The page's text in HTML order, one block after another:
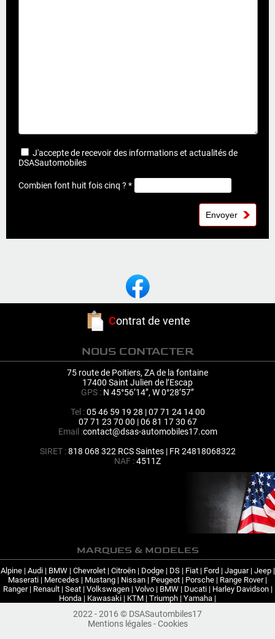
J'accepte de recevoir des informations et actualités de
DSASautomobiles
Combien font huit fois cinq ? *
Contrat de vente
NOUS CONTACTER
75 route de Poitiers, ZA de la fontaine
17400 Saint Julien de l’Escap
GPS : N 45°56’14’’, W 0°28’57’’
Tel :05 46 59 19 28 | 07 71 24 14 00
07 71 23 70 00 | 06 81 17 30 67
Email :contact@dsas-automobiles17.com
SIRET :818 068 322 RCS Saintes | FR 24818068322
NAF :4511Z
MARQUES & MODELES
Alpine| Audi| BMW| Chevrolet| Citroën| Dodge| DS| Fiat| Ford| Jaguar| Jeep|
Maserati | Mercedes | Mustang | Nissan | Peugeot | Porsche | Range Rover|
Ranger| Renault| Seat| Volkswagen| Volvo| BMW| Ducati| Harley Davidson|
Honda | Kawasaki | KTM | Triumph | Yamaha |
2022 - 2016 © DSASautombiles17
Mentions légales-Cookies